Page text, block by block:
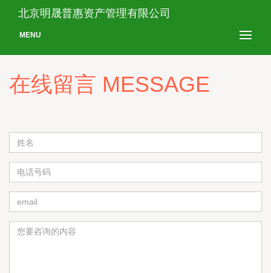
北京明晟普惠资产管理有限公司
MENU
在线留言 MESSAGE